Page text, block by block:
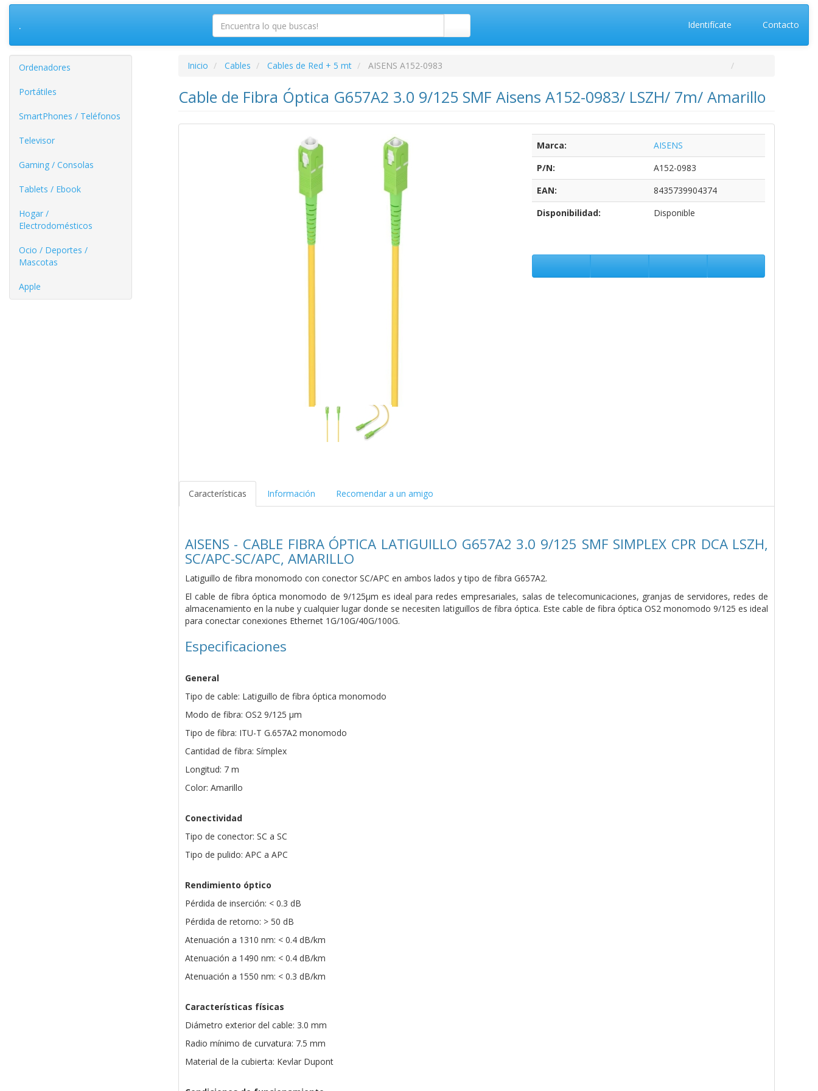
. Identifícate Contacto
Ordenadores
Portátiles
SmartPhones / Teléfonos
Televisor
Gaming / Consolas
Tablets / Ebook
Hogar /
Electrodomésticos
Ocio / Deportes /
Mascotas
Apple
Inicio Cables Cables de Red + 5 mt AISENS A152-0983
Cable de Fibra Óptica G657A2 3.0 9/125 SMF Aisens A152-0983/ LSZH/ 7m/ Amarillo
Marca:
AISENS
P/N:
A152-0983
EAN:
8435739904374
Disponibilidad:
Disponible
Características Información Recomendar a un amigo
AISENS - CABLE FIBRA ÓPTICA LATIGUILLO G657A2 3.0 9/125 SMF SIMPLEX CPR DCA LSZH,
SC/APC-SC/APC, AMARILLO
Latiguillo de fibra monomodo con conector SC/APC en ambos lados y tipo de fibra G657A2.
El cable de fibra óptica monomodo de 9/125µm es ideal para redes empresariales, salas de telecomunicaciones, granjas de servidores, redes de
almacenamiento en la nube y cualquier lugar donde se necesiten latiguillos de fibra óptica. Este cable de fibra óptica OS2 monomodo 9/125 es ideal
para conectar conexiones Ethernet 1G/10G/40G/100G.
Especificaciones
General
Tipo de cable: Latiguillo de fibra óptica monomodo
Modo de fibra: OS2 9/125 µm
Tipo de fibra: ITU-T G.657A2 monomodo
Cantidad de fibra: Símplex
Longitud: 7 m
Color: Amarillo
Conectividad
Tipo de conector: SC a SC
Tipo de pulido: APC a APC
Rendimiento óptico
Pérdida de inserción: < 0.3 dB
Pérdida de retorno: > 50 dB
Atenuación a 1310 nm: < 0.4 dB/km
Atenuación a 1490 nm: < 0.4 dB/km
Atenuación a 1550 nm: < 0.3 dB/km
Características físicas
Diámetro exterior del cable: 3.0 mm
Radio mínimo de curvatura: 7.5 mm
Material de la cubierta: Kevlar Dupont